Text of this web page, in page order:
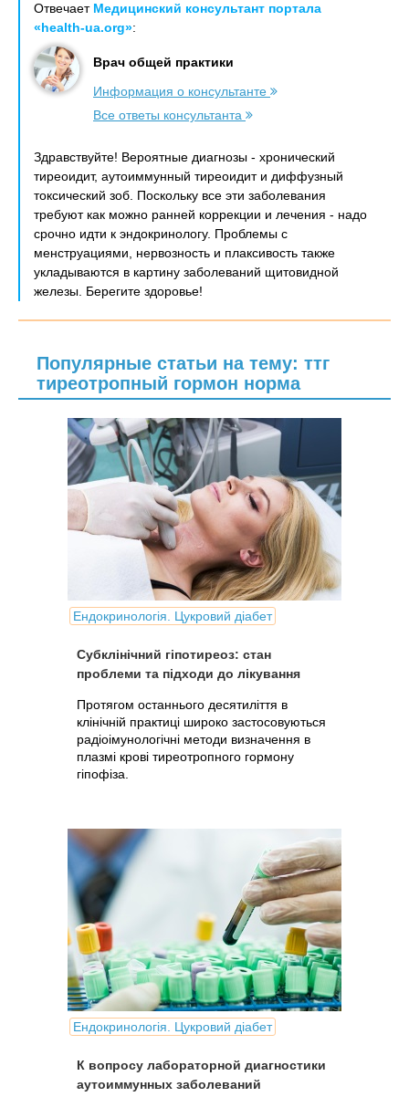
Отвечает Медицинский консультант портала
«health-ua.org»:
Врач общей практики
Информация о консультанте
Все ответы консультанта
Здравствуйте! Вероятные диагнозы - хронический
тиреоидит, аутоиммунный тиреоидит и диффузный
токсический зоб. Поскольку все эти заболевания
требуют как можно ранней коррекции и лечения - надо
срочно идти к эндокринологу. Проблемы с
менструациями, нервозность и плаксивость также
укладываются в картину заболеваний щитовидной
железы. Берегите здоровье!
Популярные статьи на тему: ттг
тиреотропный гормон норма
Ендокринологія. Цукровий діабет
Субклінічний гіпотиреоз: стан
проблеми та підходи до лікування
Протягом останнього десятиліття в
клінічній практиці широко застосовуються
радіоімунологічні методи визначення в
плазмі крові тиреотропного гормону
гіпофіза.
Ендокринологія. Цукровий діабет
К вопросу лабораторной диагностики
аутоиммунных заболеваний